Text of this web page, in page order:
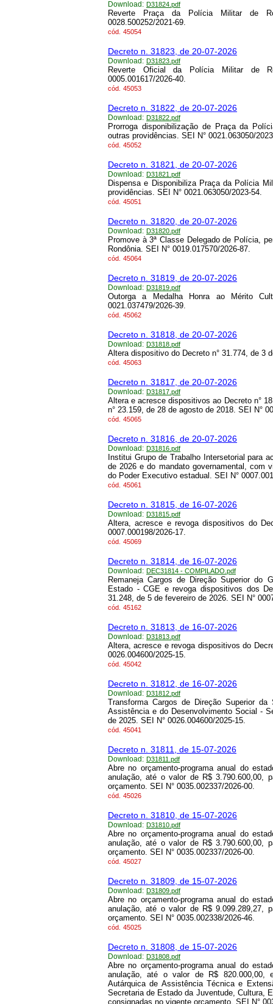
Download: D31824.pdf
Reverte Praça da Polícia Militar de
0028.500252/2021-69.
cód. 45054
Decreto n. 31823, de 20-07-2026
Download: D31823.pdf
Reverte Oficial da Polícia Militar de
0005.001617/2026-40.
cód. 45053
Decreto n. 31822, de 20-07-2026
Download: D31822.pdf
Prorroga disponibilização de Praça da
outras providências. SEI N° 0021.063050/
cód. 45052
Decreto n. 31821, de 20-07-2026
Download: D31821.pdf
Dispensa e Disponibiliza Praça da Polícia
providências. SEI N° 0021.063050/2023-54.
cód. 45051
Decreto n. 31820, de 20-07-2026
Download: D31820.pdf
Promove à 3ª Classe Delegado de Polícia,
Rondônia. SEI N° 0019.017570/2026-87.
cód. 45064
Decreto n. 31819, de 20-07-2026
Download: D31819.pdf
Outorga a Medalha Honra ao Mérito
0021.037479/2026-39.
cód. 45062
Decreto n. 31818, de 20-07-2026
Download: D31818.pdf
Altera dispositivo do Decreto n° 31.774, de 3
cód. 45063
Decreto n. 31817, de 20-07-2026
Download: D31817.pdf
Altera e acresce dispositivos ao Decreto n°
n° 23.159, de 28 de agosto de 2018. SEI N°
cód. 45065
Decreto n. 31816, de 20-07-2026
Download: D31816.pdf
Institui Grupo de Trabalho Intersetorial para
de 2026 e do mandato governamental, com
do Poder Executivo estadual. SEI N°
cód. 45061
Decreto n. 31815, de 16-07-2026
Download: D31815.pdf
Altera, acresce e revoga dispositivos do
0007.000198/2026-17.
cód. 45069
Decreto n. 31814, de 16-07-2026
Download: DEC31814 - COMPILADO.pdf
Remaneja Cargos de Direção Superior do
Estado - CGE e revoga dispositivos dos
31.248, de 5 de fevereiro de 2026. SEI N°
cód. 45162
Decreto n. 31813, de 16-07-2026
Download: D31813.pdf
Altera, acresce e revoga dispositivos do
0026.004600/2025-15.
cód. 45042
Decreto n. 31812, de 16-07-2026
Download: D31812.pdf
Transforma Cargos de Direção Superior
Assistência e do Desenvolvimento Social -
de 2025. SEI N° 0026.004600/2025-15.
cód. 45041
Decreto n. 31811, de 15-07-2026
Download: D31811.pdf
Abre no orçamento-programa anual do
anulação, até o valor de R$ 3.790.600,00,
orçamento. SEI N° 0035.002337/2026-00.
cód. 45026
Decreto n. 31810, de 15-07-2026
Download: D31810.pdf
Abre no orçamento-programa anual do
anulação, até o valor de R$ 3.790.600,00,
orçamento. SEI N° 0035.002337/2026-00.
cód. 45027
Decreto n. 31809, de 15-07-2026
Download: D31809.pdf
Abre no orçamento-programa anual do
anulação, até o valor de R$ 9.099.289,27,
orçamento. SEI N° 0035.002338/2026-46.
cód. 45025
Decreto n. 31808, de 15-07-2026
Download: D31808.pdf
Abre no orçamento-programa anual do
anulação, até o valor de R$ 820.000,00,
Autárquica de Assistência Técnica e
Secretaria de Estado da Juventude, Cultura,
consignadas no vigente orçamento. SEI N°